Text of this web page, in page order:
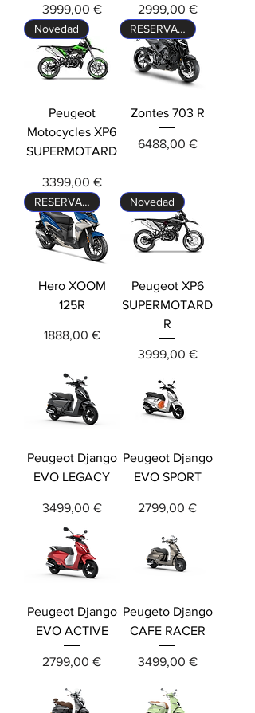
Precio
3999,00 € Precio
2999,00 €
Novedad
Peugeot
Motocycles XP6
SUPERMOTARD
Precio
3399,00 €
RESERVALA YA!
Zontes 703 R
Precio
6488,00 €
RESERVALA YA!
Hero XOOM
125R
Precio
1888,00 €
Novedad
Peugeot XP6
SUPERMOTARD
R
Precio
3999,00 €
Peugeot Django
EVO LEGACY
Precio
3499,00 €
Peugeot Django
EVO SPORT
Precio
2799,00 €
Peugeot Django
EVO ACTIVE
Precio
2799,00 €
Peugeto Django
CAFE RACER
Precio
3499,00 €